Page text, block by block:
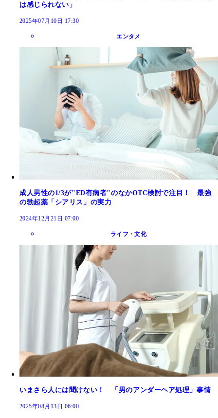
は感じられない」
2025年07月10日 17:30
エンタメ
成人男性の1/3が"ED有病者"のなかOTC検討で注目！ 最強
の勃起薬「シアリス」の実力
2024年12月21日 07:00
ライフ・文化
いまさら人には聞けない！ 「男のアンダーヘア処理」事情
2025年08月13日 06:00